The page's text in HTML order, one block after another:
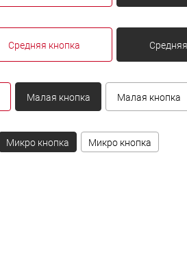
Средняя кнопка
Малая кнопка Малая кнопка
Микро кнопка Микро кнопка